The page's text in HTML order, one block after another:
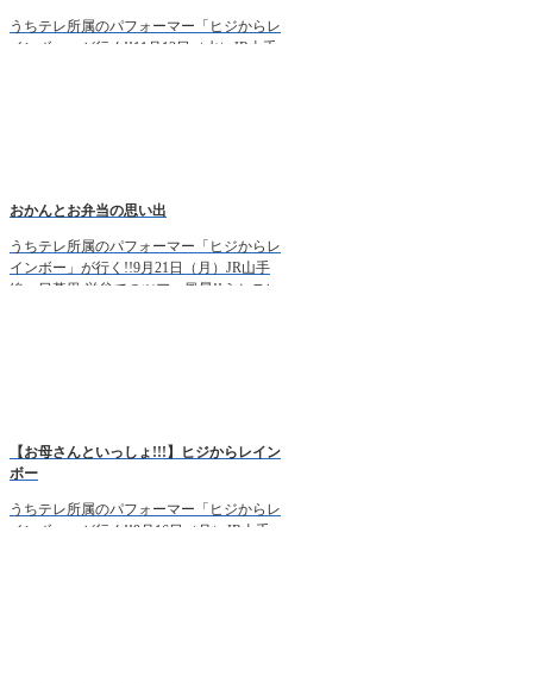
うちテレ所属のパフォーマー「ヒジからレ
インボー」が行く!!11月13日（水）JR山手
おかんとお弁当の思い出
うちテレ所属のパフォーマー「ヒジからレ
インボー」が行く!!9月21日（月）JR山手
線・日暮里 鴬谷でのツアー風景!!うちテレ
【お母さんといっしょ!!!】ヒジからレイン
ボー
うちテレ所属のパフォーマー「ヒジからレ
インボー」が行く!!9月16日（月）JR山手